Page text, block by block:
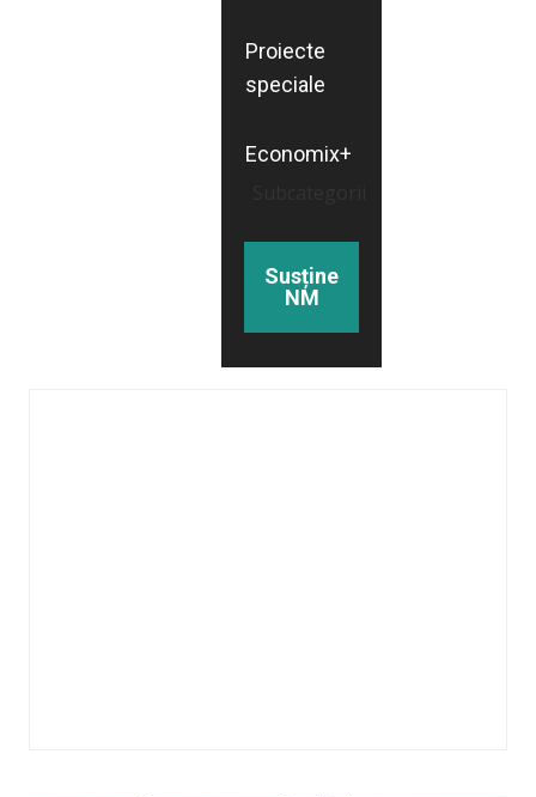
Proiecte
speciale
Economix+
Susține
NM